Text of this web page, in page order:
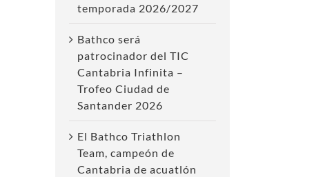
temporada 2026/2027
Bathco será
patrocinador del TIC
Cantabria Infinita –
Trofeo Ciudad de
Santander 2026
El Bathco Triathlon
Team, campeón de
Cantabria de acuatlón